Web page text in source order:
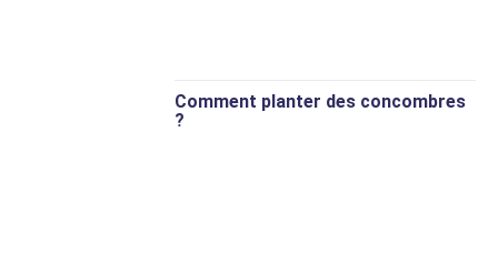
Comment planter des concombres
?